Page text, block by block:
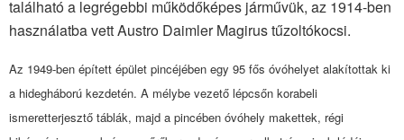
található a legrégebbi működőképes járművük, az 1914-ben
használatba vett Austro Daimler Magirus tűzoltókocsi.
Az 1949-ben épített épület pincéjében egy 95 fős óvóhelyet alakítottak ki
a hidegháború kezdetén. A mélybe vezető lépcsőn korabeli
ismeretterjesztő táblák, majd a pincében óvóhely makettek, régi